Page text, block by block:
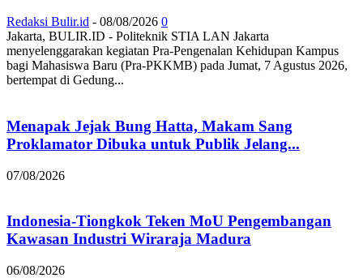
Redaksi Bulir.id - 08/08/2026 0
Jakarta, BULIR.ID - Politeknik STIA LAN Jakarta
menyelenggarakan kegiatan Pra-Pengenalan Kehidupan Kampus
bagi Mahasiswa Baru (Pra-PKKMB) pada Jumat, 7 Agustus 2026,
bertempat di Gedung...
Menapak Jejak Bung Hatta, Makam Sang
Proklamator Dibuka untuk Publik Jelang...
07/08/2026
Indonesia-Tiongkok Teken MoU Pengembangan
Kawasan Industri Wiraraja Madura
06/08/2026